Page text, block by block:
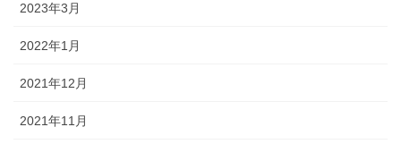
2023年3月
2022年1月
2021年12月
2021年11月